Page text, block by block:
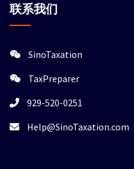
联系我们
SinoTaxation
TaxPreparer
929-520-0251
Help@SinoTaxation.com